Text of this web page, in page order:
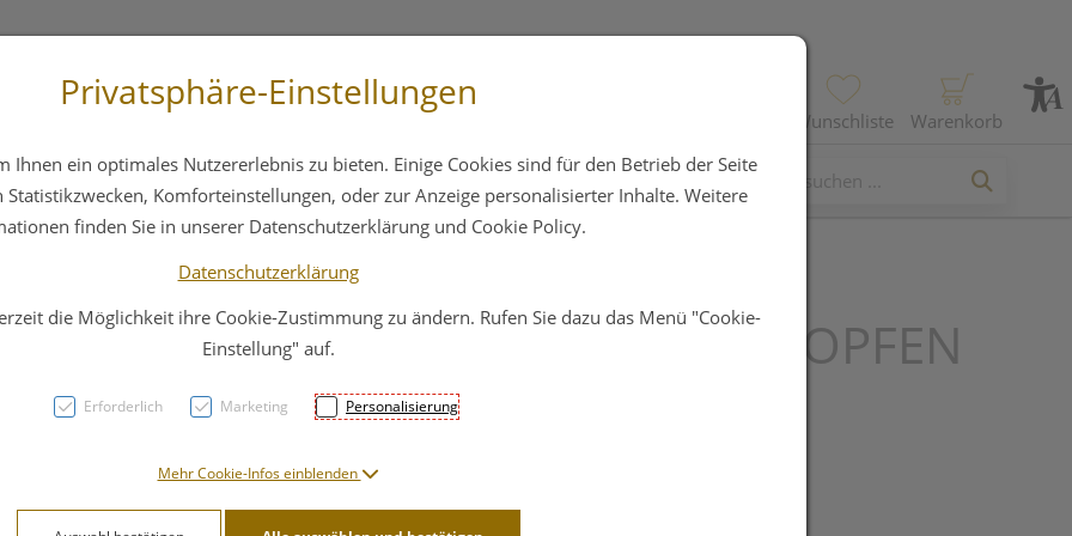
Wunschliste Warenkorb
Hautpflege Familie Nahrungsergänzung
AUGENTROST TROPFEN
100 ML
30,91 EUR
Privatsphäre-Einstellungen
Ihnen ein optimales Nutzererlebnis zu bieten. Einige Cookies sind für den Betrieb der Seite
Komforteinstellungen, oder zur Anzeige personalisierter Inhalte. Weitere
finden Sie in unserer Datenschutzerklärung und Cookie Policy.
Datenschutzerklärung
die Möglichkeit ihre Cookie-Zustimmung zu ändern. Rufen Sie dazu das Menü "Cookie-
Einstellung" auf.
Erforderlich Marketing Personalisierung
Mehr Cookie-Infos einblenden